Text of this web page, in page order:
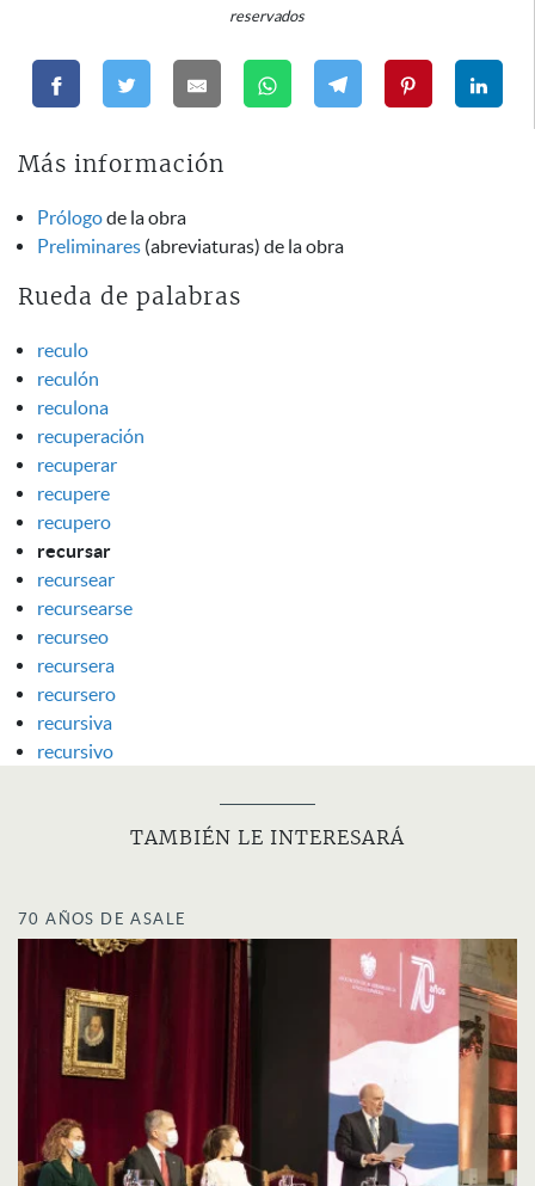
reservados
Más información
Prólogode la obra
Preliminares (abreviaturas) de la obra
Rueda de palabras
reculo
reculón
reculona
recuperación
recuperar
recupere
recupero
recursar
recursear
recursearse
recurseo
recursera
recursero
recursiva
recursivo
TAMBIÉN LE INTERESARÁ
70 AÑOS DE ASALE